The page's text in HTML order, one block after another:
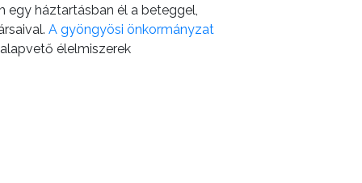
egy háztartásban él a beteggel,
A gyöngyösi önkormányzat
élelmiszerek